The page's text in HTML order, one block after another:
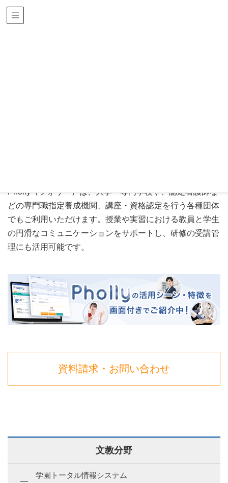
Pholly（フォリー）は、大学・専門学校や、認定看護師な
どの専門職指定養成機関、講座・資格認定を行う各種団体
でもご利用いただけます。授業や実習における教員と学生
の円滑なコミュニケーションをサポートし、研修の受講管
理にも活用可能です。
資料請求・お問い合わせ
文教分野
学園トータル情報システム